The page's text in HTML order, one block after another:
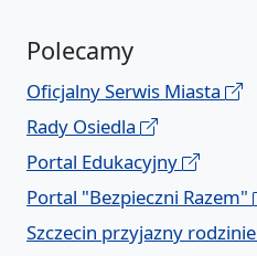
Polecamy
Oficjalny Serwis Miasta
Rady Osiedla
Portal Edukacyjny
Portal "Bezpieczni Razem"
Szczecin przyjazny rodzinie